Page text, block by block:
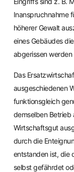
Inanspruchnahme
höherer Gewalt
eines Gebäudes
abgerissen werden
Das
ausgeschiedenen
funktionsgleich
demselben
Wirtschaftsgut
durch die
entstanden ist, die
selbst gefährdet